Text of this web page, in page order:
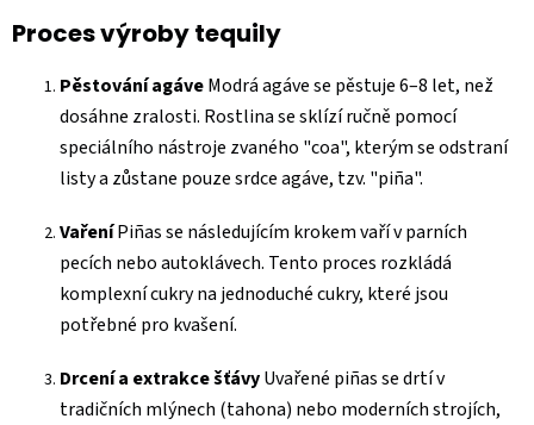
Proces výroby tequily
Pěstování agáveModrá agáve se pěstuje 6–8 let, než
dosáhne zralosti. Rostlina se sklízí ručně pomocí
speciálního nástroje zvaného "coa", kterým se odstraní
listy a zůstane pouze srdce agáve, tzv. "piña".
VařeníPiñas se následujícím krokem vaří v parních
pecích nebo autoklávech. Tento proces rozkládá
komplexní cukry na jednoduché cukry, které jsou
potřebné pro kvašení.
Drcení a extrakce šťávyUvařené piñas se drtí v
tradičních mlýnech (tahona) nebo moderních strojích,